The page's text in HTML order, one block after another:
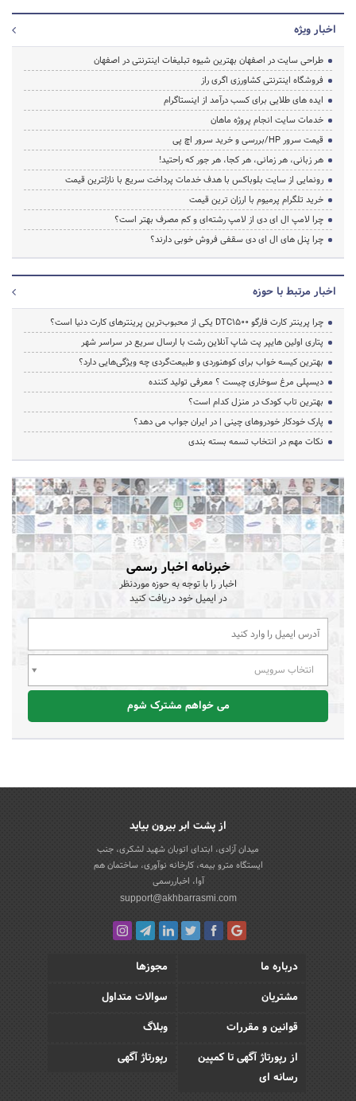
اخبار ویژه
طراحی سایت در اصفهان بهترین شیوه تبلیغات اینترنتی در اصفهان
فروشگاه اینترنتی کشاورزی اگری راز
ایده های طلایی برای کسب درآمد از اینستاگرام
خدمات سایت انجام پروژه ماهان
قیمت سرور HP/بررسی و خرید سرور اچ پی
هر زبانی، هر زمانی، هر کجا، هر جور که راحتید!
رونمایی از سایت بلوباکس با هدف خدمات پرداخت سریع با نازلترین قیمت
خرید تلگرام پرمیوم با ارزان ترین قیمت
چرا لامپ ال ای دی از لامپ رشته‌ای و کم مصرف بهتر است؟
چرا پنل های ال ای دی سقفی فروش خوبی دارند؟
اخبار مرتبط با حوزه
چرا پرینتر کارت فارگو DTC1500 یکی از محبوب‌ترین پرینترهای کارت دنیا است؟
پتاری اولین هایپر پت شاپ آنلاین رشت با ارسال سریع در سراسر شهر
بهترین کیسه خواب برای کوهنوردی و طبیعت‌گردی چه ویژگی‌هایی دارد؟
دیسپلی مرغ سوخاری چیست ؟ معرفی تولید کننده
بهترین تاب کودک در منزل کدام است؟
پارک خودکار خودروهای چینی | در ایران جواب می دهد؟
نکات مهم در انتخاب تسمه بسته بندی
خبرنامه اخبار رسمی
اخبار را با توجه به حوزه موردنظر
در ایمیل خود دریافت کنید
انتخاب سرویس
می خواهم مشترک شوم
از پشت ابر بیرون بیاید
میدان آزادی، ابتدای اتوبان شهید لشکری، جنب
ایستگاه مترو بیمه، کارخانه نوآوری، ساختمان هم
آوا، اخباررسمی
support@akhbarrasmi.com
درباره ما
مجوزها
مشتریان
سوالات متداول
قوانین و مقررات
وبلاگ
از رپورتاژ آگهی تا کمپین
رسانه ای
رپورتاژ آگهی